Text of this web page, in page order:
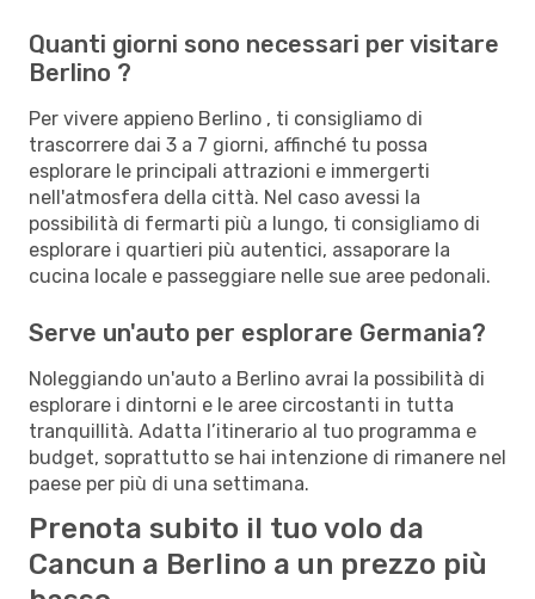
Quanti giorni sono necessari per visitare
Berlino ?
Per vivere appieno Berlino , ti consigliamo di
trascorrere dai 3 a 7 giorni, affinché tu possa
esplorare le principali attrazioni e immergerti
nell'atmosfera della città. Nel caso avessi la
possibilità di fermarti più a lungo, ti consigliamo di
esplorare i quartieri più autentici, assaporare la
cucina locale e passeggiare nelle sue aree pedonali.
Serve un'auto per esplorare Germania?
Noleggiando un'auto a Berlino avrai la possibilità di
esplorare i dintorni e le aree circostanti in tutta
tranquillità. Adatta l’itinerario al tuo programma e
budget, soprattutto se hai intenzione di rimanere nel
paese per più di una settimana.
Prenota subito il tuo volo da
Cancun a Berlino a un prezzo più